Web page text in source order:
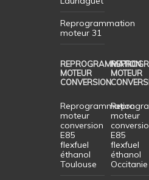
Reprogrammation
moteur 31
REPROGRAMMATION
MOTEUR
CONVERSION
Reprogrammation
moteur
conversion
E85
flexfuel
éthanol
Toulouse
MOTEUR
moteur
E85
flexfuel
éthanol
Occitanie